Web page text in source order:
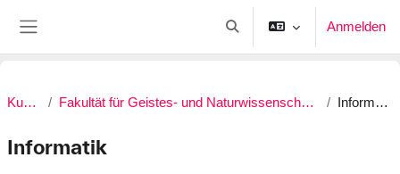
Sucheingabe umschalten
Anmelden
Kurse Fakultät für Geistes- und Naturwissenschaften Informatik
Informatik